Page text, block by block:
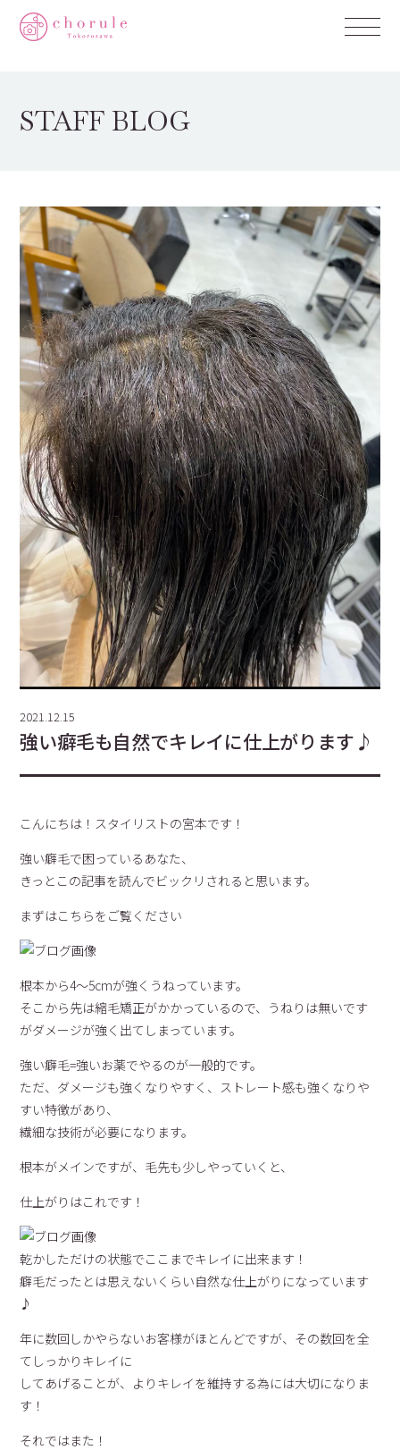
STAFF BLOG
2021.12.15
強い癖毛も自然でキレイに仕上がります♪
こんにちは！スタイリストの宮本です！
強い癖毛で困っているあなた、
きっとこの記事を読んでビックリされると思います。
まずはこちらをご覧ください
根本から4～5cmが強くうねっています。
そこから先は縮毛矯正がかかっているので、うねりは無いです
がダメージが強く出てしまっています。
強い癖毛=強いお薬でやるのが一般的です。
ただ、ダメージも強くなりやすく、ストレート感も強くなりや
すい特徴があり、
繊細な技術が必要になります。
根本がメインですが、毛先も少しやっていくと、
仕上がりはこれです！
乾かしただけの状態でここまでキレイに出来ます！
癖毛だったとは思えないくらい自然な仕上がりになっています
♪
年に数回しかやらないお客様がほとんどですが、その数回を全
てしっかりキレイに
してあげることが、よりキレイを維持する為には大切になりま
す！
それではまた！